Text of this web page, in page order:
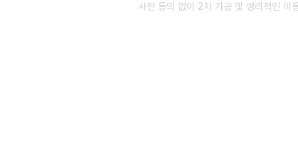
사전 동의 없이 2차 가공 및 영리적인 이